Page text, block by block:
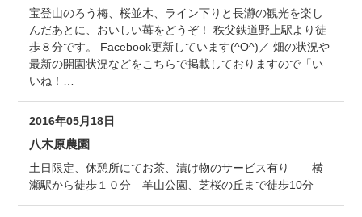
宝登山のろう梅、桜並木、ライン下りと長瀞の観光を楽し
んだあとに、おいしい苺をどうぞ！ 秩父鉄道野上駅より徒
歩８分です。 Facebook更新しています(^O^)／ 畑の状況や
最新の開園状況などをこちらで掲載しておりますので「い
いね！…
2016年05月18日
八木原農園
土日限定、休憩所にてお茶、漬け物のサービス有り 横
瀬駅から徒歩１０分 羊山公園、芝桜の丘まで徒歩10分